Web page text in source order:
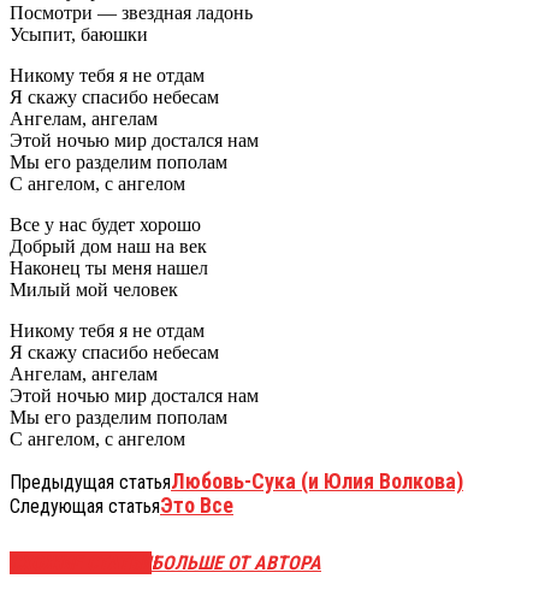
Посмотри — звездная ладонь
Усыпит, баюшки
Никому тебя я не отдам
Я скажу спасибо небесам
Ангелам, ангелам
Этой ночью мир достался нам
Мы его разделим пополам
С ангелом, с ангелом
Все у нас будет хорошо
Добрый дом наш на век
Наконец ты меня нашел
Милый мой человек
Никому тебя я не отдам
Я скажу спасибо небесам
Ангелам, ангелам
Этой ночью мир достался нам
Мы его разделим пополам
С ангелом, с ангелом
Предыдущая статьяЛюбовь-Сука (и Юлия Волкова)
Следующая статьяЭто Все
БОЛЬШЕ ОТ АВТОРА